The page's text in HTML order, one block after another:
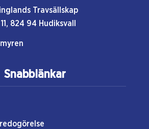
Snabblänkar
Travsällskap
824 94 Hudiksvall